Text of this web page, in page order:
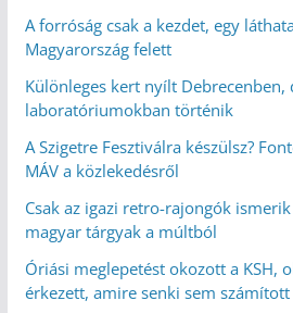
A forróság csak a kezdet, egy
Magyarország felett
Különleges kert nyílt Debrecenben,
laboratóriumokban történik
A Szigetre Fesztiválra készülsz?
MÁV a közlekedésről
Csak az igazi retro-rajongók
magyar tárgyak a múltból
Óriási meglepetést okozott a KSH,
érkezett, amire senki sem számított